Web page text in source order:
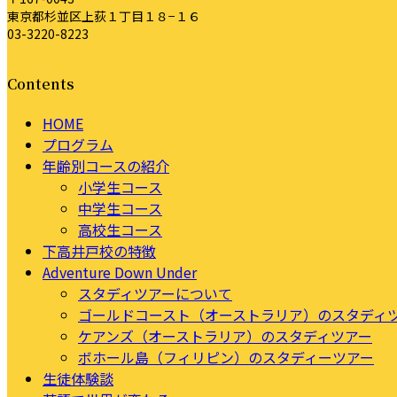
東京都杉並区上荻１丁目１８−１６
03-3220-8223
Contents
HOME
プログラム
年齢別コースの紹介
小学生コース
中学生コース
高校生コース
下高井戸校の特徴
Adventure Down Under
スタディツアーについて
ゴールドコースト（オーストラリア）のスタディ
ケアンズ（オーストラリア）のスタディツアー
ボホール島（フィリピン）のスタディーツアー
生徒体験談